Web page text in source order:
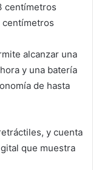
centímetros
centímetros
alcanzar una
y una batería
de hasta
y cuenta
que muestra